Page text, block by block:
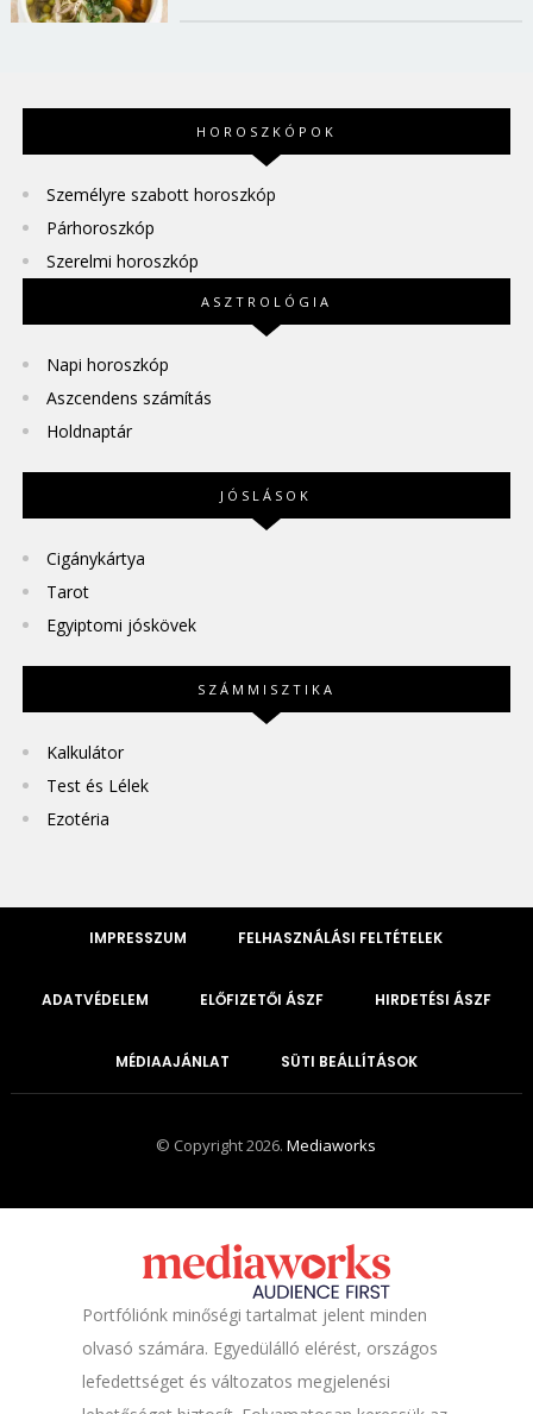
HOROSZKÓPOK
Személyre szabott horoszkóp
Párhoroszkóp
Szerelmi horoszkóp
ASZTROLÓGIA
Napi horoszkóp
Aszcendens számítás
Holdnaptár
JÓSLÁSOK
Cigánykártya
Tarot
Egyiptomi jóskövek
SZÁMMISZTIKA
Kalkulátor
Test és Lélek
Ezotéria
IMPRESSZUM FELHASZNÁLÁSI FELTÉTELEK
ADATVÉDELEM ELŐFIZETŐI ÁSZF HIRDETÉSI ÁSZF
MÉDIAAJÁNLAT SÜTI BEÁLLÍTÁSOK
© Copyright 2026.Mediaworks
Portfóliónk minőségi tartalmat jelent minden
olvasó számára. Egyedülálló elérést, országos
lefedettséget és változatos megjelenési